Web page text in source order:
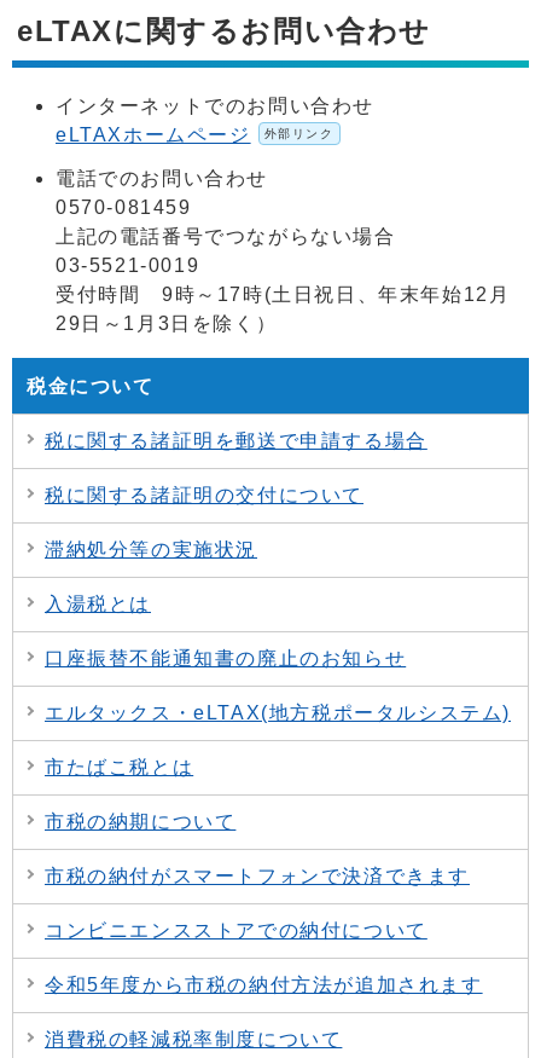
eLTAXに関するお問い合わせ
インターネットでのお問い合わせ
eLTAXホームページ
外部リンク
電話でのお問い合わせ
0570-081459
上記の電話番号でつながらない場合
03-5521-0019
受付時間 9時～17時(土日祝日、年末年始12月
29日～1月3日を除く）
税金について
税に関する諸証明を郵送で申請する場合
税に関する諸証明の交付について
滞納処分等の実施状況
入湯税とは
口座振替不能通知書の廃止のお知らせ
エルタックス・eLTAX(地方税ポータルシステム)
市たばこ税とは
市税の納期について
市税の納付がスマートフォンで決済できます
コンビニエンスストアでの納付について
令和5年度から市税の納付方法が追加されます
消費税の軽減税率制度について